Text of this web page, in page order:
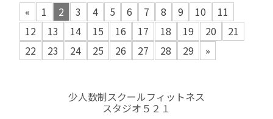
« 1 2 3 4 5 6 7 8 9 10
11
12
13 14 15 16 17 18 19 20
21
22
23 24 25 26 27 28 29 »
少人数制スクールフィットネス
スタジオ５２１